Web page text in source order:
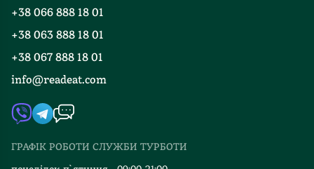
Блог
Події
Книгарні
Контакти
Автори
Видавництва
Відгуки та оцінка RDT
+38 066 888 18 01
+38 063 888 18 01
+38 067 888 18 01
info@readeat.com
ГРАФІК РОБОТИ СЛУЖБИ ТУРБОТИ